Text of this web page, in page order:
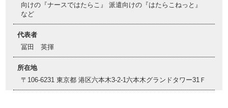
向けの『ナースではたらこ』 派遣向けの『はたらこねっと』
など
代表者
冨田 英揮
所在地
〒106-6231 東京都 港区六本木3-2-1六本木グランドタワー31Ｆ